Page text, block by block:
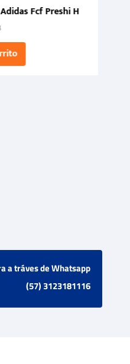
Fcf Preshi H
a tráves de Whatsapp
(57) 3123181116